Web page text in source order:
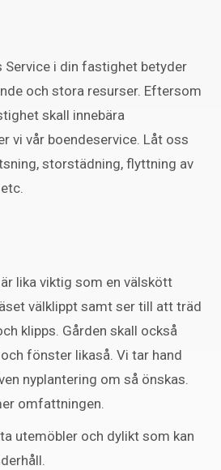
Service i din fastighet betyder
och stora resurser. Eftersom
skall innebära
vi vår boendeservice. Låt oss
storstädning, flyttning av
lika viktig som en välskött
välklippt samt ser till att träd
klipps. Gården skall också
fönster likaså. Vi tar hand
nyplantering om så önskas.
omfattningen.
utemöbler och dylikt som kan